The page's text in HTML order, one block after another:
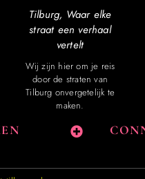
Tilburg, Waar elke
straat een verhaal
vertelt
Wij zijn hier om je reis
door de straten van
Tilburg onvergetelijk te
maken.